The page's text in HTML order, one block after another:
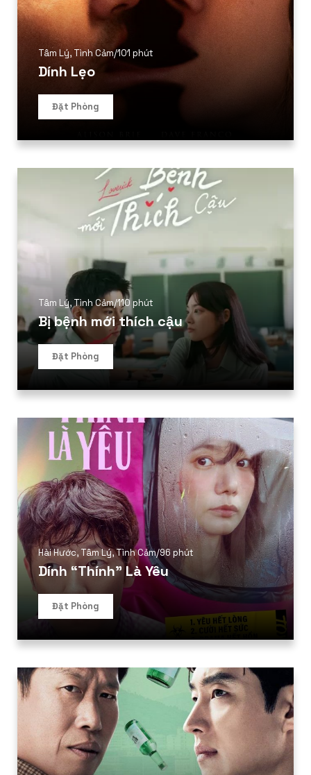
Thể loại phim
Phim kinh dị
Hài hước
Việt Nam
Tâm Lý, Tình Cảm/101 phút
Dính Lẹo
Đặt Phòng
Tâm Lý, Tình Cảm/110 phút
Bị bệnh mới thích cậu
Đặt Phòng
Hài Hước, Tâm Lý,Tình Cảm/96 phút
Dính “Thính” Là Yêu
Đặt Phòng